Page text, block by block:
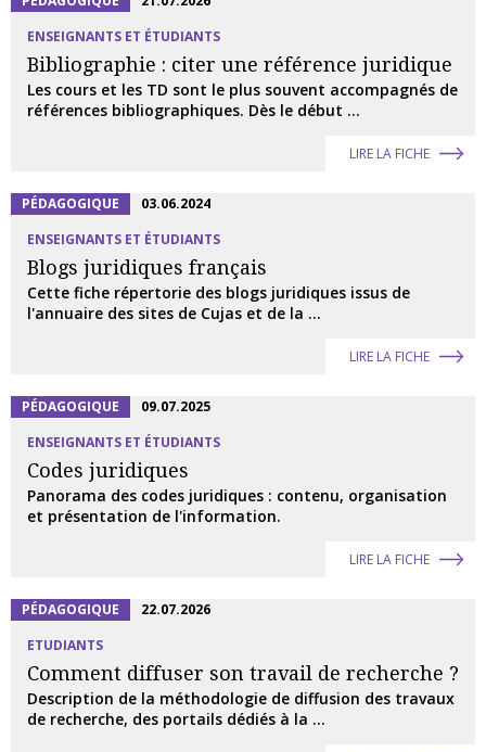
ENSEIGNANTS ET ÉTUDIANTS
Bibliographie : citer une référence juridique
Les cours et les TD sont le plus souvent accompagnés de
références bibliographiques. Dès le début ...
LIRE LA FICHE
PÉDAGOGIQUE
03.06.2024
ENSEIGNANTS ET ÉTUDIANTS
Blogs juridiques français
Cette fiche répertorie des blogs juridiques issus de
l'annuaire des sites de Cujas et de la ...
LIRE LA FICHE
PÉDAGOGIQUE
09.07.2025
ENSEIGNANTS ET ÉTUDIANTS
Codes juridiques
Panorama des codes juridiques : contenu, organisation
et présentation de l'information.
LIRE LA FICHE
PÉDAGOGIQUE
22.07.2026
ETUDIANTS
Comment diffuser son travail de recherche ?
Description de la méthodologie de diffusion des travaux
de recherche, des portails dédiés à la ...